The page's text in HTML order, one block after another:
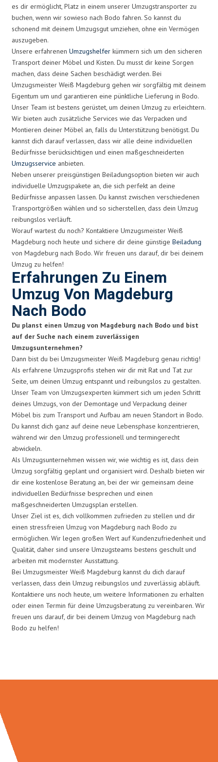
es dir ermöglicht, Platz in einem unserer Umzugstransporter zu
buchen, wenn wir sowieso nach Bodo fahren. So kannst du
schonend mit deinem Umzugsgut umziehen, ohne ein Vermögen
auszugeben.
Unsere erfahrenen Umzugshelfer kümmern sich um den sicheren
Transport deiner Möbel und Kisten. Du musst dir keine Sorgen
machen, dass deine Sachen beschädigt werden. Bei
Umzugsmeister Weiß Magdeburg gehen wir sorgfältig mit deinem
Eigentum um und garantieren eine pünktliche Lieferung in Bodo.
Unser Team ist bestens gerüstet, um deinen Umzug zu erleichtern.
Wir bieten auch zusätzliche Services wie das Verpacken und
Montieren deiner Möbel an, falls du Unterstützung benötigst. Du
kannst dich darauf verlassen, dass wir alle deine individuellen
Bedürfnisse berücksichtigen und einen maßgeschneiderten
Umzugsservice anbieten.
Neben unserer preisgünstigen Beiladungsoption bieten wir auch
individuelle Umzugspakete an, die sich perfekt an deine
Bedürfnisse anpassen lassen. Du kannst zwischen verschiedenen
Transportgrößen wählen und so sicherstellen, dass dein Umzug
reibungslos verläuft.
Worauf wartest du noch? Kontaktiere Umzugsmeister Weiß
Magdeburg noch heute und sichere dir deine günstige Beiladung
von Magdeburg nach Bodo. Wir freuen uns darauf, dir bei deinem
Umzug zu helfen!
Erfahrungen Zu Einem
Umzug Von Magdeburg
Nach Bodo
Du planst einen Umzug von Magdeburg nach Bodo und bist
auf der Suche nach einem zuverlässigen
Umzugsunternehmen?
Dann bist du bei Umzugsmeister Weiß Magdeburg genau richtig!
Als erfahrene Umzugsprofis stehen wir dir mit Rat und Tat zur
Seite, um deinen Umzug entspannt und reibungslos zu gestalten.
Unser Team von Umzugsexperten kümmert sich um jeden Schritt
deines Umzugs, von der Demontage und Verpackung deiner
Möbel bis zum Transport und Aufbau am neuen Standort in Bodo.
Du kannst dich ganz auf deine neue Lebensphase konzentrieren,
während wir den Umzug professionell und termingerecht
abwickeln.
Als Umzugsunternehmen wissen wir, wie wichtig es ist, dass dein
Umzug sorgfältig geplant und organisiert wird. Deshalb bieten wir
dir eine kostenlose Beratung an, bei der wir gemeinsam deine
individuellen Bedürfnisse besprechen und einen
maßgeschneiderten Umzugsplan erstellen.
Unser Ziel ist es, dich vollkommen zufrieden zu stellen und dir
einen stressfreien Umzug von Magdeburg nach Bodo zu
ermöglichen. Wir legen großen Wert auf Kundenzufriedenheit und
Qualität, daher sind unsere Umzugsteams bestens geschult und
arbeiten mit modernster Ausstattung.
Bei Umzugsmeister Weiß Magdeburg kannst du dich darauf
verlassen, dass dein Umzug reibungslos und zuverlässig abläuft.
Kontaktiere uns noch heute, um weitere Informationen zu erhalten
oder einen Termin für deine Umzugsberatung zu vereinbaren. Wir
freuen uns darauf, dir bei deinem Umzug von Magdeburg nach
Bodo zu helfen!